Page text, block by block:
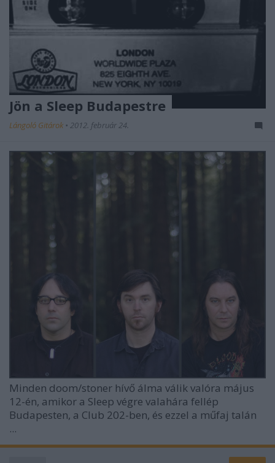
Jön a Sleep Budapestre
Lángoló Gitárok • 2012. február 24.
Minden doom/stoner hívő álma válik valóra május
12-én, amikor a Sleep végre valahára fellép
Budapesten, a Club 202-ben, és ezzel a műfaj talán
...